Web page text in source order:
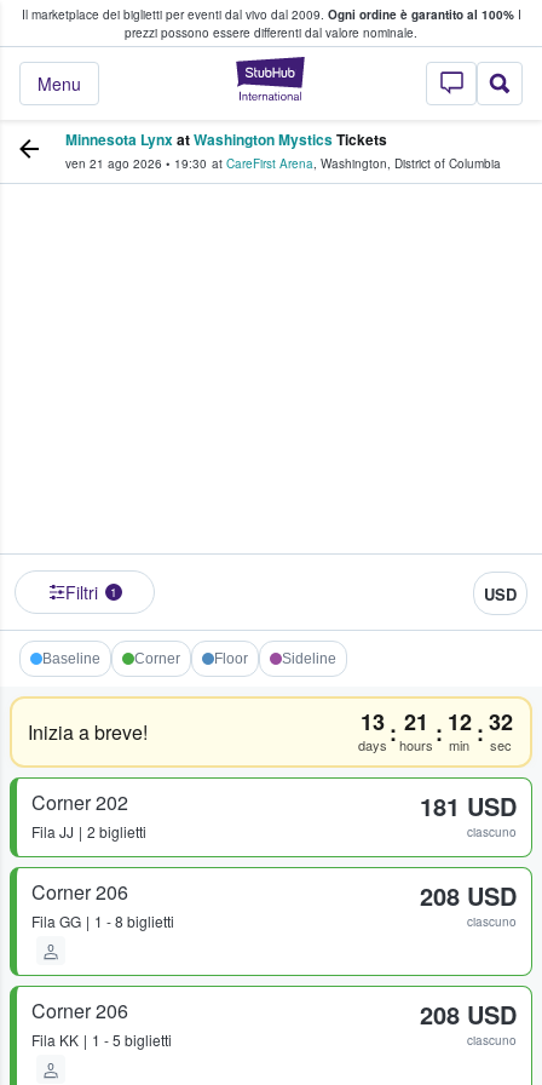
Il marketplace dei biglietti per eventi dal vivo dal 2009. Ogni ordine è garantito al 100%I
prezzi possono essere differenti dal valore nominale.
StubHub - Dove
Menu
fan comprano e vendono biglietti
Minnesota LynxatWashington MysticsTickets
ven 21 ago 2026 • 19:30 at CareFirst Arena, Washington, District of Columbia
Filtri 1 USD
Baseline Corner Floor Sideline
Inizia a breve! 13
days : 21
hours : 12
min :32
sec
Corner 202
Fila JJ 2 biglietti
181 USD
ciascuno
Corner 206
Fila GG 1 - 8 biglietti
208 USD
ciascuno
Corner 206
Fila KK 1 - 5 biglietti
208 USD
ciascuno